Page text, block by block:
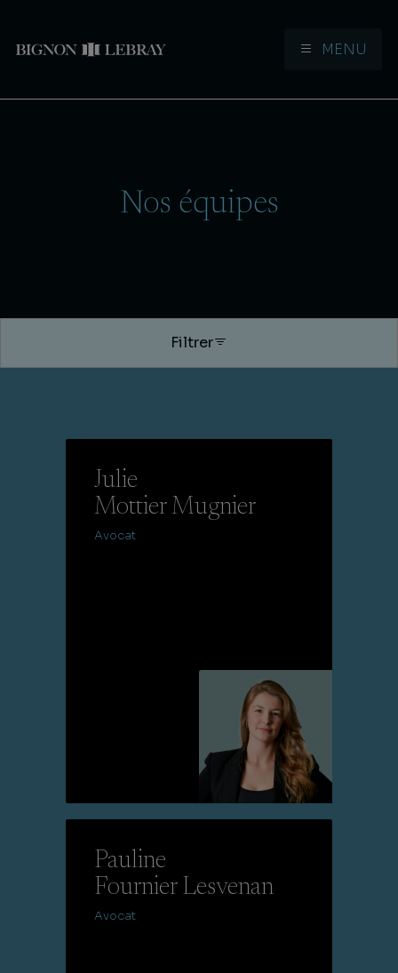
MENU
Nos équipes
Filtrer
Julie
Mottier Mugnier
Avocat
Pauline
Fournier Lesvenan
Avocat